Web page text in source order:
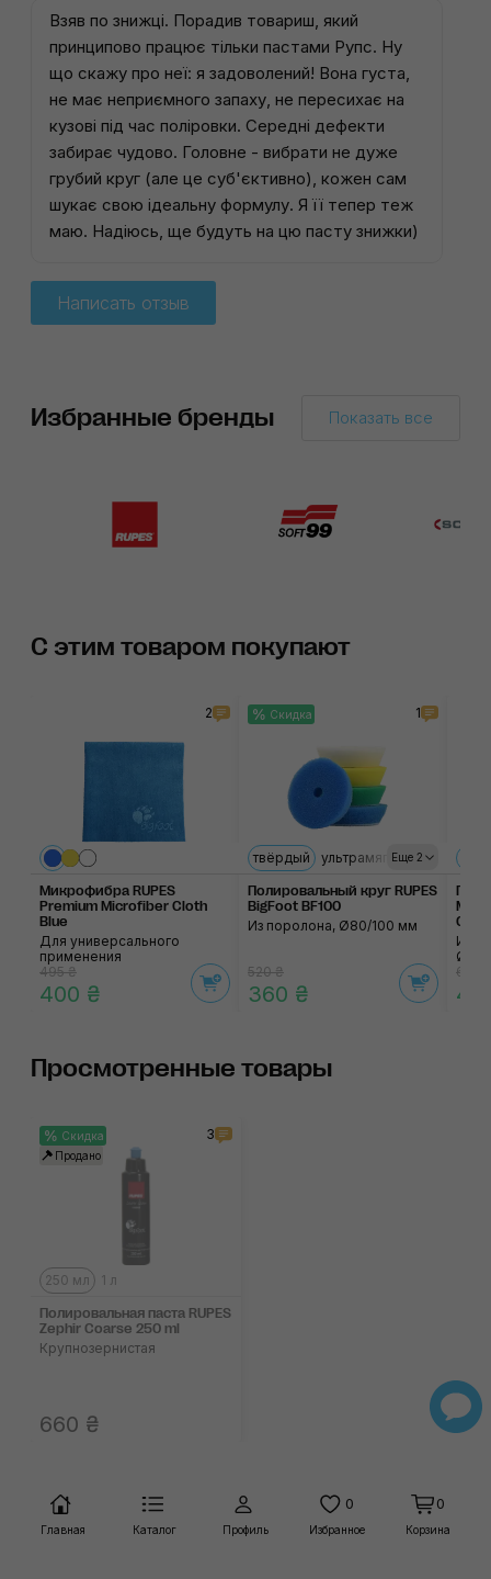
Взяв по знижці. Порадив товариш, який
принципово працює тільки пастами Рупс. Ну
що скажу про неї: я задоволений! Вона густа,
не має неприємного запаху, не пересихає на
кузові під час поліровки. Середні дефекти
забирає чудово. Головне - вибрати не дуже
грубий круг (але це суб'єктивно), кожен сам
шукає свою ідеальну формулу. Я її тепер теж
маю. Надіюсь, ще будуть на цю пасту знижки)
Написать отзыв
Избранные бренды Показать все
С этим товаром покупают
2
Микрофибра RUPES
Premium Microfiber Cloth
Blue
Для универсального
применения
495 ₴
400 ₴
Скидка 1
Еще 2
твёрдый ультрамягкий средний
Полировальный круг RUPES
BigFoot BF100
Из поролона, Ø80/100 мм
520 ₴
360 ₴
Из
Ø80/
615 ₴
Просмотренные товары
Скидка
Продано
3
250 мл 1 л
Полировальная паста RUPES
Zephir Coarse 250 ml
Крупнозернистая
660 ₴
Главная Каталог Профиль
0
Избранное
0
Корзина